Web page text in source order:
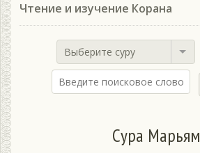
Чтение и изучение Корана
Выберите суру
Сура Марьям